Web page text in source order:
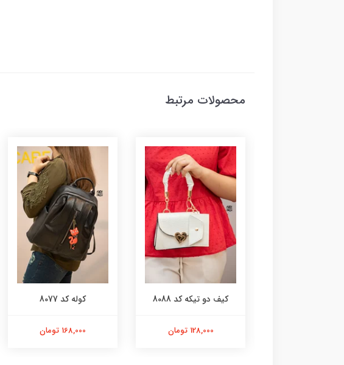
محصولات مرتبط
کیف دو تیکه کد 8088
128,000 تومان
کوله کد 8077
168,000 تومان